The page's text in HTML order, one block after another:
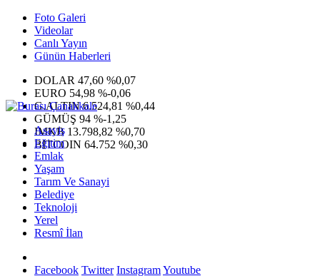
Foto Galeri
Videolar
Canlı Yayın
Günün Haberleri
DOLAR 47,60 %0,07
EURO 54,98 %-0,06
G.ALTIN6.524,81 %0,44
GÜMÜŞ 94 %-1,25
IMKB 13.798,82 %0,70
BITCOIN 64.752 %0,30
Asayiş
Eğitim
Emlak
Yaşam
Tarım Ve Sanayi
Belediye
Teknoloji
Yerel
Resmî İlan
Facebook Twitter InstagramYoutube